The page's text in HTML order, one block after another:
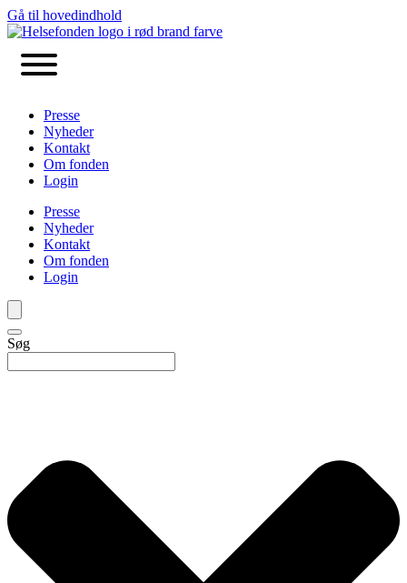
Gå til hovedindhold
Presse
Nyheder
Kontakt
Om fonden
Login
Presse
Nyheder
Kontakt
Om fonden
Login
Søg